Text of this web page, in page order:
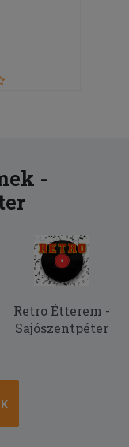
-
Retro Étterem -
Sajószentpéter